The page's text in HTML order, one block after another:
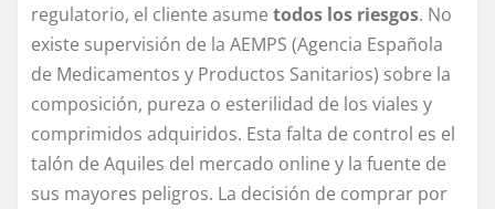
regulatorio, el cliente asume todos los riesgos. No
existe supervisión de la AEMPS (Agencia Española
de Medicamentos y Productos Sanitarios) sobre la
composición, pureza o esterilidad de los viales y
comprimidos adquiridos. Esta falta de control es el
talón de Aquiles del mercado online y la fuente de
sus mayores peligros. La decisión de comprar por